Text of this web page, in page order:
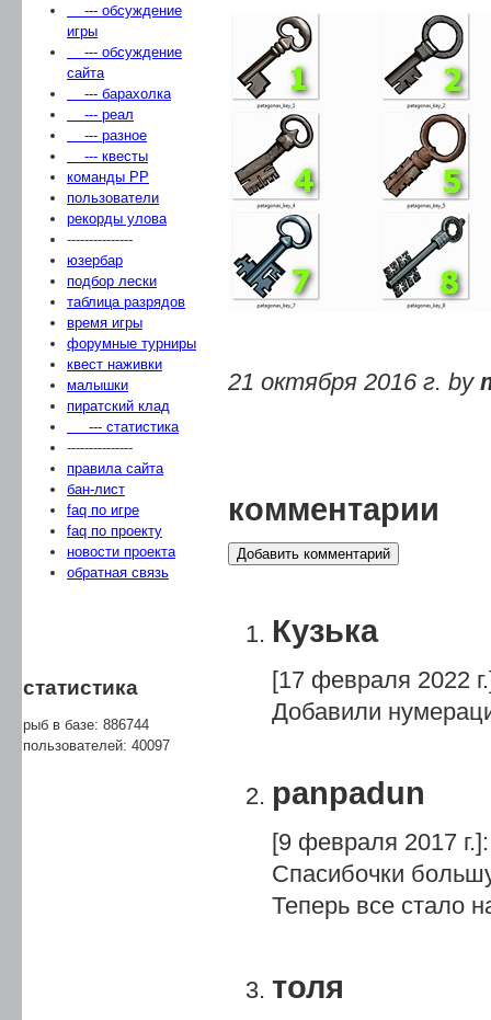
21 октября 2016 г. by
комментарии
Добавить комментарий
Кузька
[17 февраля 2022
Добавили
panpadun
[9 февраля 2017 г.]:
Спасибочки
Теперь все стало
толя
--- обсуждение
игры
--- обсуждение
сайта
--- барахолка
--- реал
--- разное
--- квесты
команды РР
пользователи
рекорды улова
---------------
юзербар
подбор лески
таблица разрядов
время игры
форумные турниры
квест наживки
малышки
пиратский клад
--- статистика
---------------
правила сайта
бан-лист
faq по игре
faq по проекту
новости проекта
обратная связь
статистика
рыб в базе: 886744
пользователей: 40097